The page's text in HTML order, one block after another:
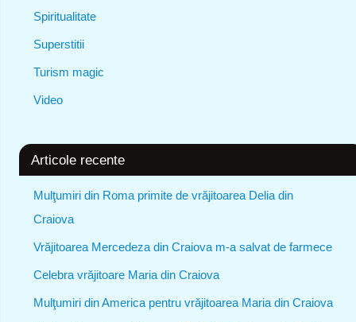
Spiritualitate
Superstitii
Turism magic
Video
Articole recente
Mulţumiri din Roma primite de vrăjitoarea Delia din
Craiova
Vrăjitoarea Mercedeza din Craiova m-a salvat de farmece
Celebra vrăjitoare Maria din Craiova
Mulţumiri din America pentru vrăjitoarea Maria din Craiova